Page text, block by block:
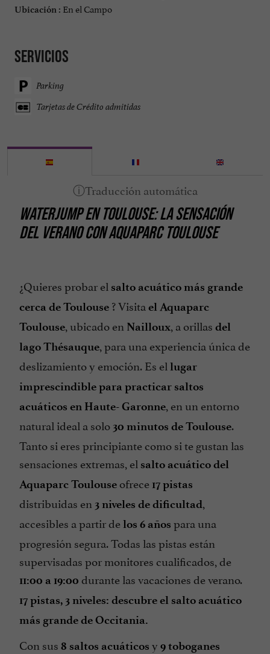
Ubicación : En el Campo
Servicios
Parking
Tarjetas de Crédito admitidas
WATERJUMP EN TOULOUSE: LA SENSACIÓN
DEL VERANO CON AQUAPARC TOULOUSE
¿Quieres probar el salto acuático más grande
cerca de Toulouse ? Visita el Aquaparc
Toulouse, ubicado en Nailloux, a orillas del
lago Thésauque, para una experiencia única de
deslizamiento y emoción. Es el lugar
imprescindible para practicar saltos
acuáticos en Haute-Garonne, en un entorno
natural ideal a solo 30 minutos de Toulouse.
Tanto si eres principiante como si te gustan las
sensaciones extremas, el salto acuático del
Aquaparc Toulouse ofrece 17pistas
distribuidas en 3 niveles de dificultad,
accesibles a partir delos 6 años para una
progresión segura. Todas las pistas están
supervisadas por monitores cualificados, de
11:00 a 19:00 durante las vacaciones de verano.
17 pistas, 3 niveles: descubre el salto acuático
más grande de Occitania.
Con sus 8 saltos acuáticos y 9 toboganes